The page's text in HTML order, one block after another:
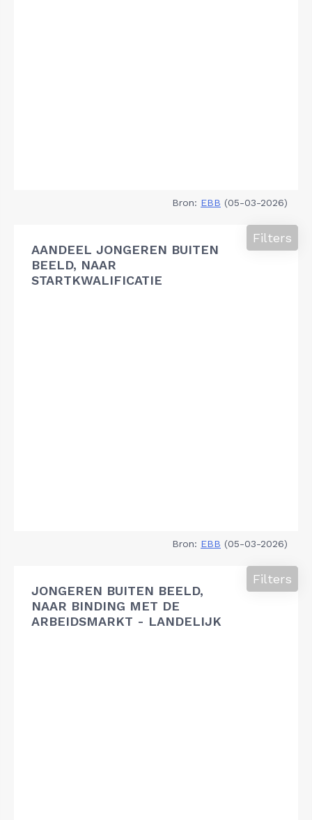
Bron: EBB (05-03-2026)
AANDEEL JONGEREN BUITEN
BEELD, NAAR
STARTKWALIFICATIE
Filters
Bron: EBB (05-03-2026)
JONGEREN BUITEN BEELD,
NAAR BINDING MET DE
ARBEIDSMARKT - LANDELIJK
Filters